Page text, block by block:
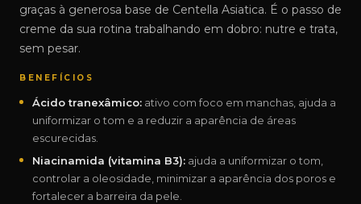
graças à generosa base de Centella Asiatica. É o passo de
creme da sua rotina trabalhando em dobro: nutre e trata,
sem pesar.
BENEFÍCIOS
Ácido tranexâmico: ativo com foco em manchas, ajuda a
uniformizar o tom e a reduzir a aparência de áreas
escurecidas.
Niacinamida (vitamina B3): ajuda a uniformizar o tom,
controlar a oleosidade, minimizar a aparência dos poros e
fortalecer a barreira da pele.